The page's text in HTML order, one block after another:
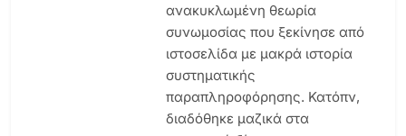
ανακυκλωμένη θεωρία
συνωμοσίας που ξεκίνησε από
ιστοσελίδα με μακρά ιστορία
συστηματικής
παραπληροφόρησης. Κατόπν,
διαδόθηκε μαζικά στα